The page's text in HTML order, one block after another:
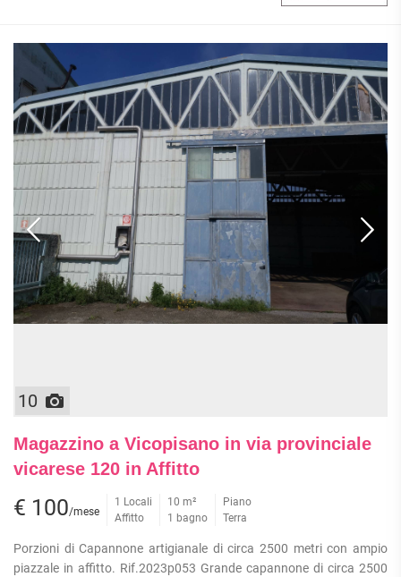
10
Magazzino a Vicopisano in via provinciale
vicarese 120 in Affitto
€ 100/mese
1 Locali
Affitto
10 m²
1 bagno
Piano
Terra
Porzioni di Capannone artigianale di circa 2500 metri con ampio
piazzale in affitto. Rif.2023p053 Grande capannone di circa 2500